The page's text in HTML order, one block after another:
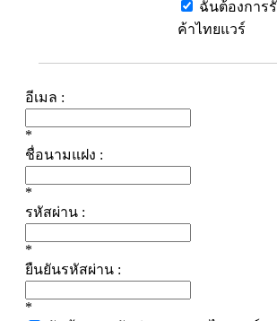
ฉันต้องการ
ค้าไทยแวร์
อีเมล :
*
ชื่อนามแฝง :
*
รหัสผ่าน :
*
ยืนยันรหัสผ่าน :
*